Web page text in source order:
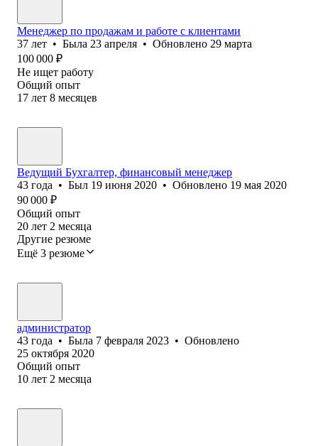
Менеджер по продажам и работе с клиентами
37 лет • Была 23 апреля • Обновлено 29 марта
100 000 ₽
Не ищет работу
Общий опыт
17 лет 8 месяцев
Ведущий Бухгалтер, финансовый менеджер
43 года • Был 19 июня 2020 • Обновлено 19 мая 2020
90 000 ₽
Общий опыт
20 лет 2 месяца
Другие резюме
Ещё 3 резюме
администратор
43 года • Была 7 февраля 2023 • Обновлено
25 октября 2020
Общий опыт
10 лет 2 месяца